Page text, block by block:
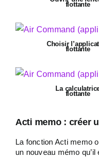
flottante
Choisir
flottante
La
flottante
Acti memo : créer
La fonction Acti memo
un nouveau mémo